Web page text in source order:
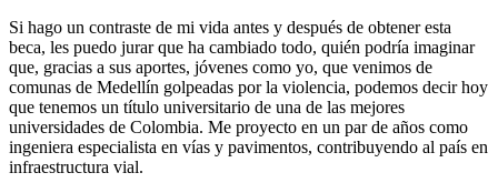
Si hago un contraste de mi vida antes y después de obtener esta
beca, les puedo jurar que ha cambiado todo, quién podría imaginar
que, gracias a sus aportes, jóvenes como yo, que venimos de
comunas de Medellín golpeadas por la violencia, podemos decir hoy
que tenemos un título universitario de una de las mejores
universidades de Colombia. Me proyecto en un par de años como
ingeniera especialista en vías y pavimentos, contribuyendo al país en
infraestructura vial.